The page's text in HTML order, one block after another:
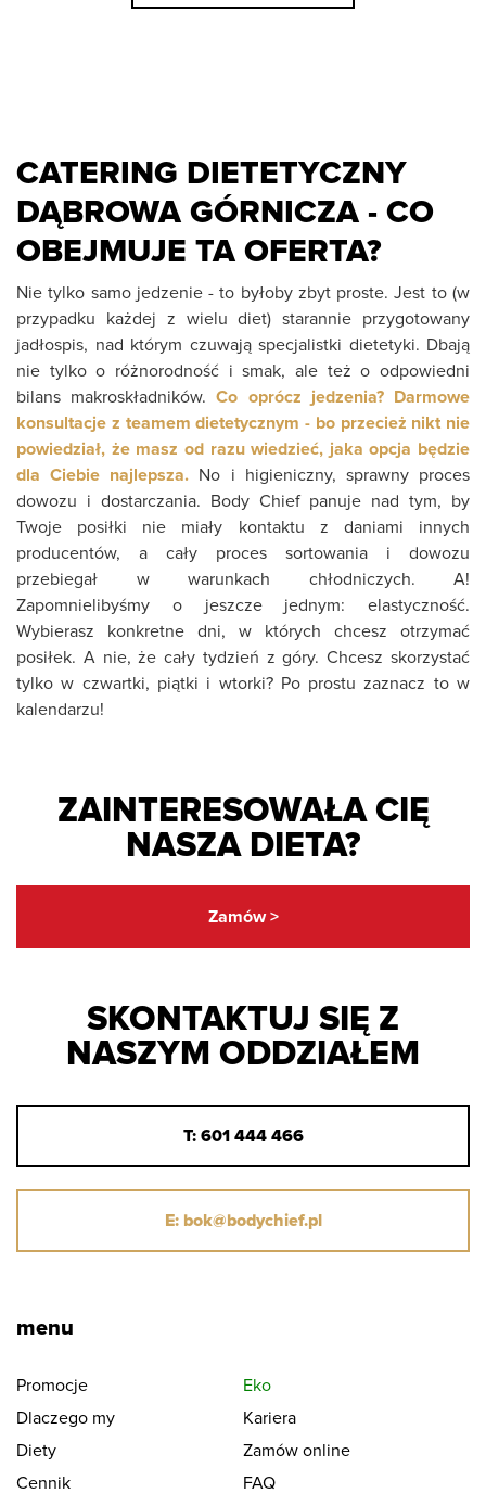
CATERING DIETETYCZNY
DĄBROWA GÓRNICZA - CO
OBEJMUJE TA OFERTA?
Nie tylko samo jedzenie - to byłoby zbyt proste. Jest to (w
przypadku każdej z wielu diet) starannie przygotowany
jadłospis, nad którym czuwają specjalistki dietetyki. Dbają
nie tylko o różnorodność i smak, ale też o odpowiedni
bilans makroskładników.Co oprócz jedzenia? Darmowe
konsultacje z teamem dietetycznym - bo przecież nikt nie
powiedział, że masz od razu wiedzieć, jaka opcja będzie
dla Ciebie najlepsza. No i higieniczny, sprawny proces
dowozu i dostarczania. Body Chief panuje nad tym, by
Twoje posiłki nie miały kontaktu z daniami innych
producentów, a cały proces sortowania i dowozu
przebiegał w warunkach chłodniczych. A!
Zapomnielibyśmy o jeszcze jednym: elastyczność.
Wybierasz konkretne dni, w których chcesz otrzymać
posiłek. A nie, że cały tydzień z góry. Chcesz skorzystać
tylko w czwartki, piątki i wtorki? Po prostu zaznacz to w
kalendarzu!
ZAINTERESOWAŁA CIĘ
NASZA DIETA?
Zamów >
SKONTAKTUJ SIĘ Z
NASZYM ODDZIAŁEM
T: 601 444 466
E: bok@bodychief.pl
menu
Promocje
Eko
Dlaczego my
Kariera
Diety
Zamów online
Cennik
FAQ